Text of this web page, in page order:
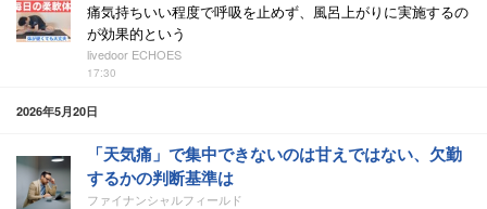
痛気持ちいい程度で呼吸を止めず、風呂上がりに実施するの
が効果的という
livedoor ECHOES
17:30
2026年5月20日
「天気痛」で集中できないのは甘えではない、欠勤
するかの判断基準は
ファイナンシャルフィールド